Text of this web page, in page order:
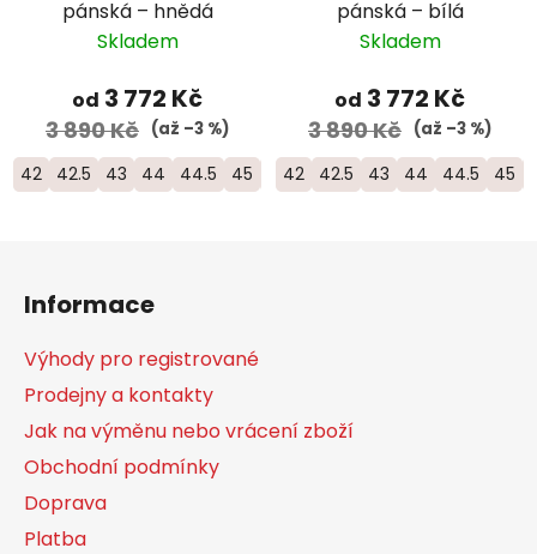
pánská – hnědá
Skladem
od 3 772 Kč
3 890 Kč (až –3 %)
42 42.5 43 44 44.5 45 46 46.5 47 48 50
pánská – bílá
Skladem
od 3 772 Kč
3 890 Kč (až –3 %)
42 42.5 43 44 44.5 45
Informace
Výhody pro registrované
Prodejny a kontakty
Jak na výměnu nebo vrácení zboží
Obchodní podmínky
Doprava
Platba